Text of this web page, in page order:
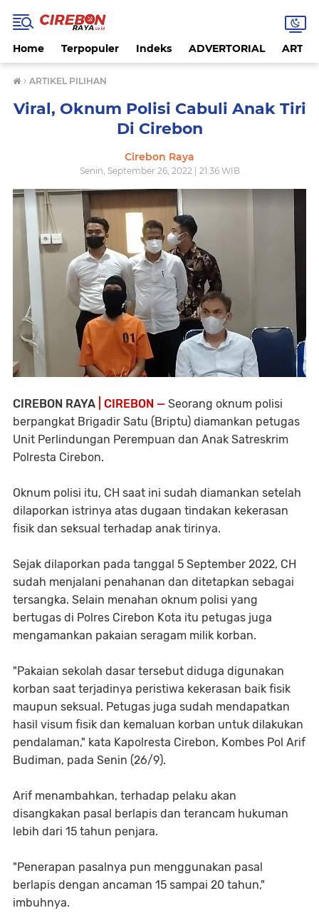
Home Terpopuler Indeks ADVERTORIAL
› ARTIKEL PILIHAN
Viral, Oknum Polisi Cabuli Anak Tiri
Di Cirebon
Cirebon Raya
Senin, September 26, 2022 | 21:36 WIB
CIREBON RAYA | CIREBON — Seorang oknum polisi
berpangkat Brigadir Satu (Briptu) diamankan petugas
Unit Perlindungan Perempuan dan Anak Satreskrim
Polresta Cirebon.
Oknum polisi itu, CH saat ini sudah diamankan setelah
dilaporkan istrinya atas dugaan tindakan kekerasan
fisik dan seksual terhadap anak tirinya.
Sejak dilaporkan pada tanggal 5 September 2022, CH
sudah menjalani penahanan dan ditetapkan sebagai
tersangka. Selain menahan oknum polisi yang
bertugas di Polres Cirebon Kota itu petugas juga
mengamankan pakaian seragam milik korban.
"Pakaian sekolah dasar tersebut diduga digunakan
korban saat terjadinya peristiwa kekerasan baik fisik
maupun seksual. Petugas juga sudah mendapatkan
hasil visum fisik dan kemaluan korban untuk dilakukan
pendalaman," kata Kapolresta Cirebon, Kombes Pol Arif
Budiman, pada Senin (26/9).
Arif menambahkan, terhadap pelaku akan
disangkakan pasal berlapis dan terancam hukuman
lebih dari 15 tahun penjara.
"Penerapan pasalnya pun menggunakan pasal
berlapis dengan ancaman 15 sampai 20 tahun,"
imbuhnya.